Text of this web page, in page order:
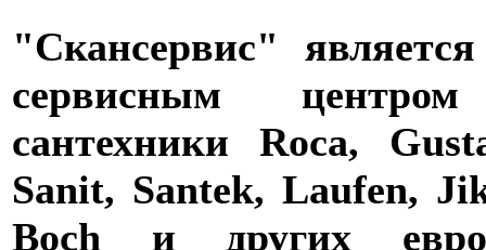
"Скансервис"
сервисным
сантехники Roca,
Sanit, Santek, Laufen,
Boch и других